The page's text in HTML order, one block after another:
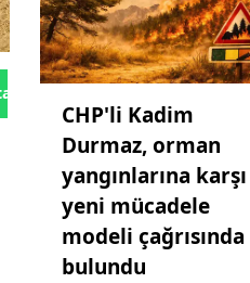
Gönder
CHP'li Kadim
Durmaz, orman
yangınlarına karşı
yeni mücadele
modeli çağrısında
bulundu